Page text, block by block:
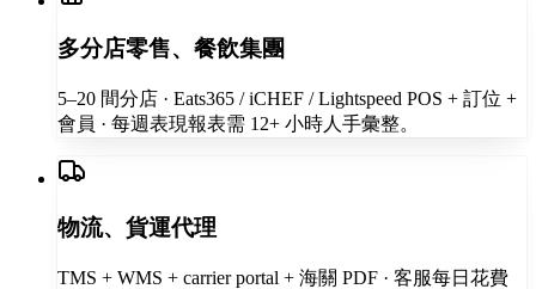
多分店零售、餐飲集團
5–20 間分店 · Eats365 / iCHEF / Lightspeed POS + 訂位 +
會員 · 每週表現報表需 12+ 小時人手彙整。
物流、貨運代理
TMS + WMS + carrier portal + 海關 PDF · 客服每日花費